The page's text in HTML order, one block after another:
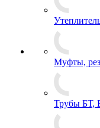
Муфты,
Трубы БТ,